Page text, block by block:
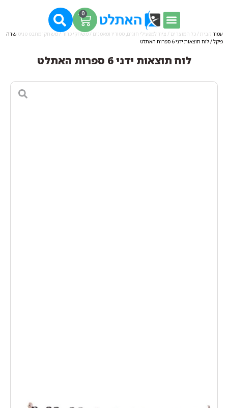
0
עמוד הבית / כל המוצרים / ציוד למפעילי חוגים, סטודיו ומאמנים / משחקי כדור/משחקי מחבט טניס שדה
פיקל/ לוח תוצאות ידני 6 ספרות האתלט
לוח תוצאות ידני 6 ספרות האתלט